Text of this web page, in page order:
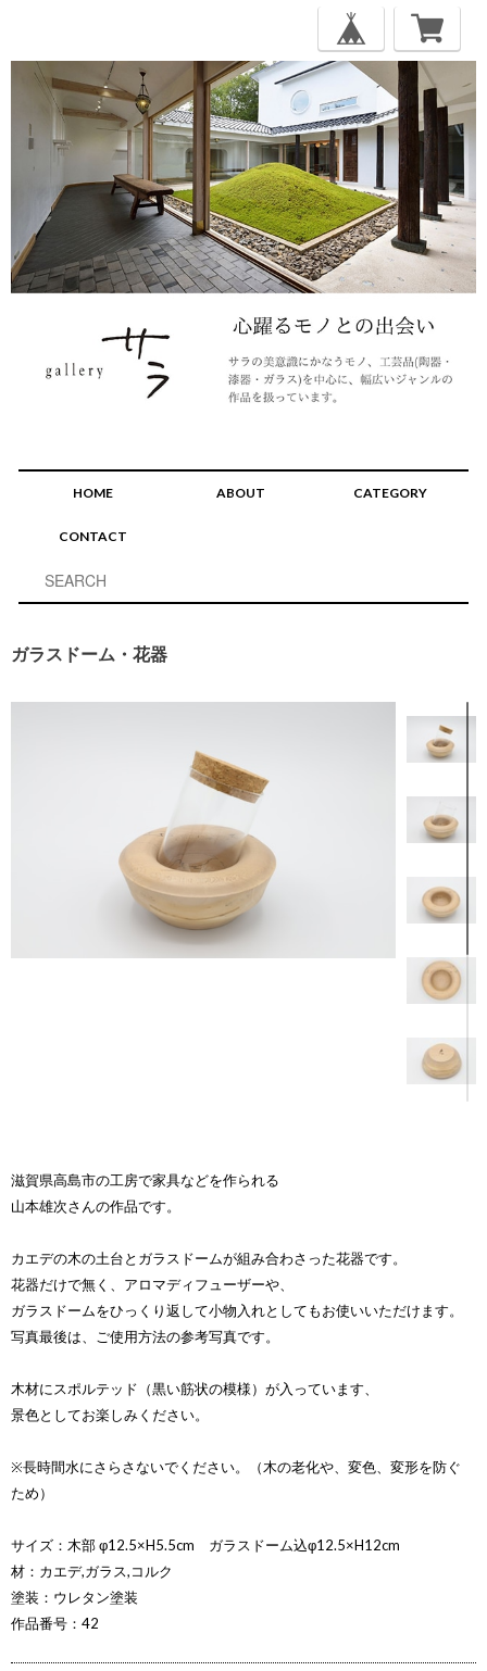
HOME ABOUT CATEGORY
CONTACT
ガラスドーム・花器
滋賀県高島市の工房で家具などを作られる
山本雄次さんの作品です。
カエデの木の土台とガラスドームが組み合わさった花器です。
花器だけで無く、アロマディフューザーや、
ガラスドームをひっくり返して小物入れとしてもお使いいただけます。
写真最後は、ご使用方法の参考写真です。
木材にスポルテッド（黒い筋状の模様）が入っています、
景色としてお楽しみください。
※長時間水にさらさないでください。（木の老化や、変色、変形を防ぐ
ため）
サイズ：木部 φ12.5×H5.5cm ガラスドーム込φ12.5×H12cm
材：カエデ,ガラス,コルク
塗装：ウレタン塗装
作品番号：42